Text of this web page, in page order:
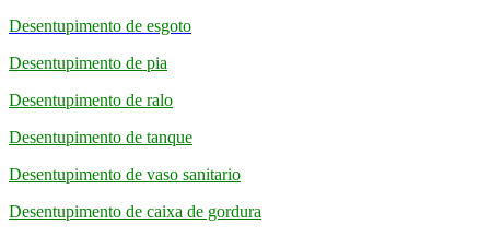
Desentupimento de esgoto
Desentupimento de pia
Desentupimento de ralo
Desentupimento de tanque
Desentupimento de vaso sanitario
Desentupimento de caixa de gordura